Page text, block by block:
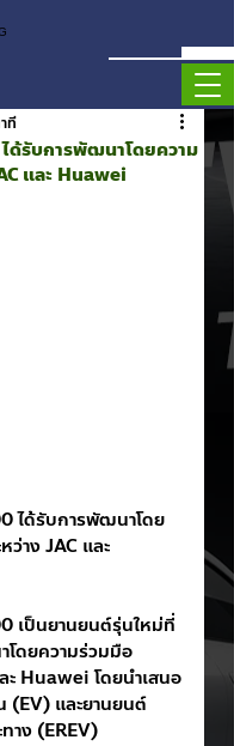
ด้รับการพัฒนาโดยความ
และ Huawei
ที
ได้รับการพัฒนาโดย
ว่าง JAC และ
เป็นยานยนต์รุ่นใหม่ที่
ดยความร่วมมือ
ะ Huawei โดยนำเสนอ
(EV) และยานยนต์
าง (EREV)